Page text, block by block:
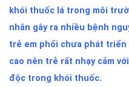
khói thuốc lá trong môi
nhân gây ra nhiều bệnh
trẻ em phổi chưa phát
cao nên trẻ rất nhạy cảm
độc trong khói thuốc.